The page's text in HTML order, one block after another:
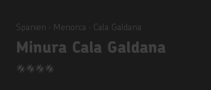
Spanien ∙ Menorca ∙ Cala Galdana
Minura Cala Galdana
4